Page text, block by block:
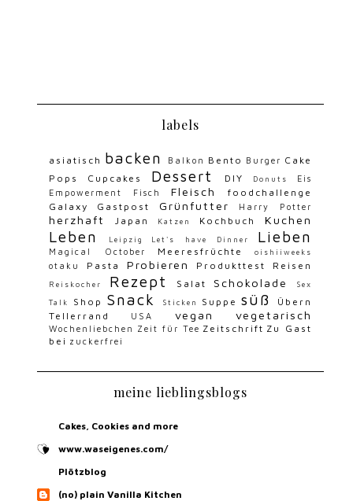
labels
asiatisch backen Balkon Bento Burger Cake
Pops
Cupcakes Dessert DIY Donuts
Eis
Empowerment
Fisch Fleisch
foodchallenge
Galaxy
Gastpost Grünfutter Harry Potter
herzhaft Japan Katzen Kochbuch Kuchen
Leben Leipzig Let's have Dinner Lieben
Magical October Meeresfrüchte oishiiweeks
otaku Pasta Probieren Produkttest Reisen
Reiskocher Rezept Salat Schokolade Sex
Talk Shop Snack Sticken Suppe süß
Übern
Tellerrand
USA vegan vegetarisch
Wochenliebchen Zeit für Tee Zeitschrift Zu Gast
bei zuckerfrei
meine lieblingsblogs
Cakes, Cookies and more
www.waseigenes.com/
Plötzblog
(no) plain Vanilla Kitchen